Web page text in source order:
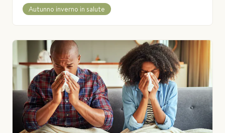
Autunno inverno in salute